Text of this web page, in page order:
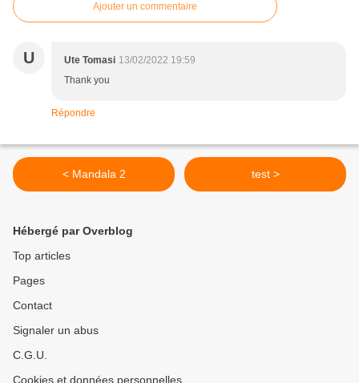
Ajouter un commentaire
U Ute Tomasi 13/02/2022 19:59
Thank you
Répondre
< Mandala 2 test >
Hébergé par Overblog
Top articles
Pages
Contact
Signaler un abus
C.G.U.
Cookies et données personnelles